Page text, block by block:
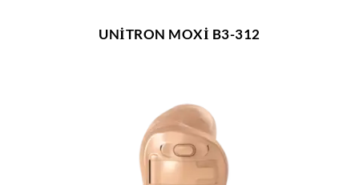
UNİTRON MOXİ B3-312